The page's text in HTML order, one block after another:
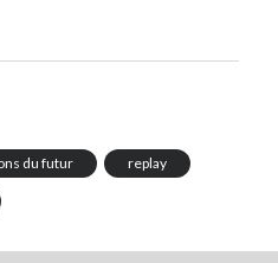
du futur replay